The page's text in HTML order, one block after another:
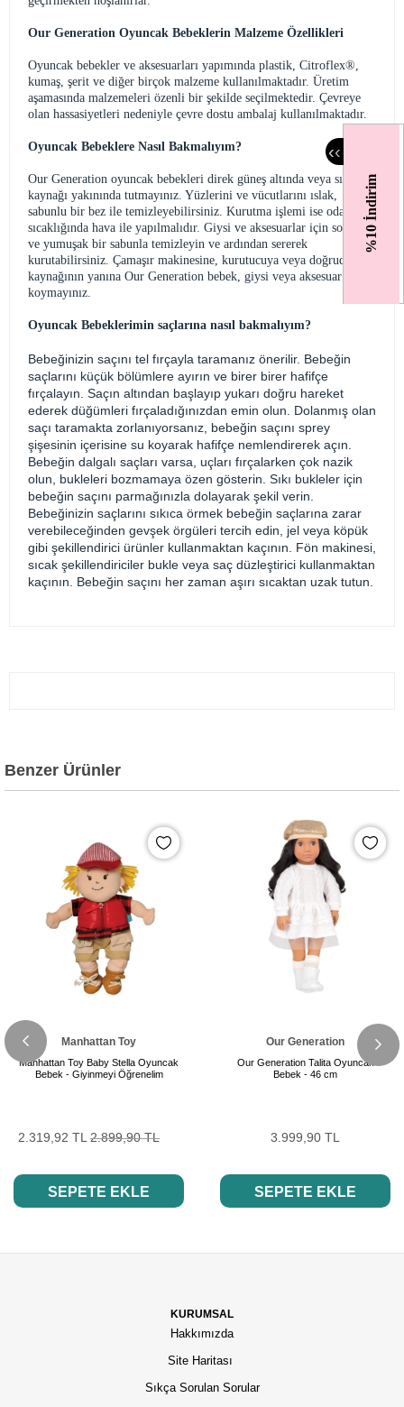
%10 İndirim
‹‹
Our Generation Oyuncak Bebeklerin Malzeme Özellikleri
Oyuncak bebekler ve aksesuarları yapımında plastik, Citroflex®,
kumaş, şerit ve diğer birçok malzeme kullanılmaktadır. Üretim
aşamasında malzemeleri özenli bir şekilde seçilmektedir. Çevreye
olan hassasiyetleri nedeniyle çevre dostu ambalaj kullanılmaktadır.
Oyuncak Bebeklere Nasıl Bakmalıyım?
Our Generation oyuncak bebekleri direk güneş altında veya sıcak ısı
kaynağı yakınında tutmayınız. Yüzlerini ve vücutlarını ıslak,
sabunlu bir bez ile temizleyebilirsiniz. Kurutma işlemi ise oda
sıcaklığında hava ile yapılmalıdır. Giysi ve aksesuarlar için soğuk su
ve yumuşak bir sabunla temizleyin ve ardından sererek
kurutabilirsiniz. Çamaşır makinesine, kurutucuya veya doğrudan ısı
kaynağının yanına Our Generation bebek, giysi veya aksesuar
koymayınız.
Oyuncak Bebeklerimin saçlarına nasıl bakmalıyım?
Bebeğinizin saçını tel fırçayla taramanız önerilir. Bebeğin
saçlarını küçük bölümlere ayırın ve birer birer hafifçe
fırçalayın. Saçın altından başlayıp yukarı doğru hareket
ederek düğümleri fırçaladığınızdan emin olun. Dolanmış olan
saçı taramakta zorlanıyorsanız, bebeğin saçını sprey
şişesinin içerisine su koyarak hafifçe nemlendirerek açın.
Bebeğin dalgalı saçları varsa, uçları fırçalarken çok nazik
olun, bukleleri bozmamaya özen gösterin. Sıkı bukleler için
bebeğin saçını parmağınızla dolayarak şekil verin.
Bebeğinizin saçlarını sıkıca örmek bebeğin saçlarına zarar
verebileceğinden gevşek örgüleri tercih edin, jel veya köpük
gibi şekillendirici ürünler kullanmaktan kaçının. Fön makinesi,
sıcak şekillendiriciler bukle veya saç düzleştirici kullanmaktan
kaçının. Bebeğin saçını her zaman aşırı sıcaktan uzak tutun.
Benzer Ürünler
Manhattan Toy
Manhattan Toy Baby Stella Oyuncak
Bebek - Giyinmeyi Öğrenelim
2.319,92 TL 2.899,90 TL
SEPETE EKLE
Our Generation
Our Generation Talita Oyuncak
Bebek - 46 cm
3.999,90 TL
SEPETE EKLE
KURUMSAL
Hakkımızda
Site Haritası
Sıkça Sorulan Sorular